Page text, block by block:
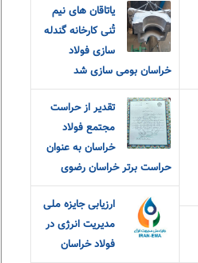
یاتاقان های نیم
تُنی کارخانه گندله
سازی فولاد
خراسان بومی سازی شد
تقدیر از حراست
مجتمع فولاد
خراسان به عنوان
حراست برتر خراسان رضوی
ارزیابی جایزه ملی
مدیریت انرژی در
فولاد خراسان